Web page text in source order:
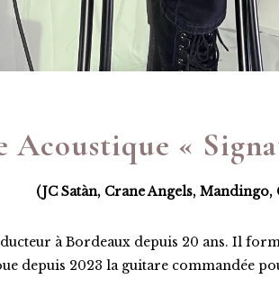
Acoustique «
(JC Satàn, Crane Angels, Mandingo,
à Bordeaux depuis 20 ans. Il
depuis 2023 la guitare commandée